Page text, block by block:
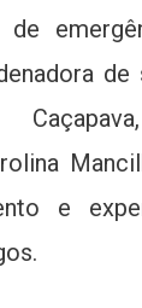
de
e